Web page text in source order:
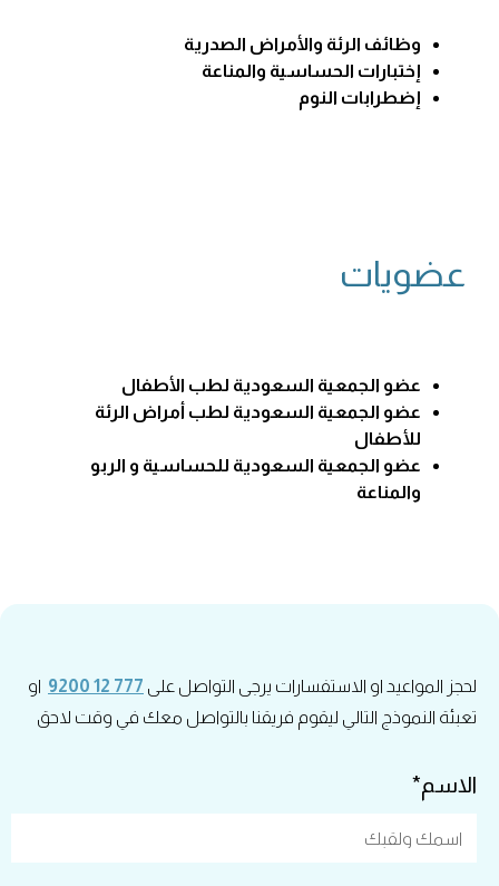
وظائف الرئة والأمراض الصدرية
إختبارات الحساسية والمناعة
إضطرابات النوم
عضويات
عضو الجمعية السعودية لطب الأطفال
عضو الجمعية السعودية لطب أمراض الرئة
للأطفال
عضو الجمعية السعودية للحساسية و الربو
والمناعة
لحجز المواعيد او الاستفسارات يرجى التواصل على 777 12 9200
او
تعبئة النموذج التالي ليقوم فريقنا بالتواصل معك في وقت لاحق
الاسم*